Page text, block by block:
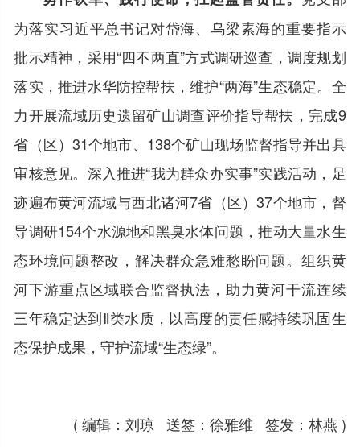
为落实习近平总书记对岱海、乌梁素海的重要指示
批示精神，采用“四不两直”方式调研巡查，调度规划
落实，推进水华防控帮扶，维护“两海”生态稳定。全
力开展流域历史遗留矿山调查评价指导帮扶，完成9
省（区）31个地市、138个矿山现场监督指导并出具
审核意见。深入推进“我为群众办实事”实践活动，足
迹遍布黄河流域与西北诸河7省（区）37个地市，督
导调研154个水源地和黑臭水体问题，推动大量水生
态环境问题整改，解决群众急难愁盼问题。组织黄
河下游重点区域联合监督执法，助力黄河干流连续
三年稳定达到Ⅱ类水质，以高度的责任感持续巩固生
态保护成果，守护流域“生态绿”。
( 编辑：刘琼 送签：徐雅维 签发：林燕 )